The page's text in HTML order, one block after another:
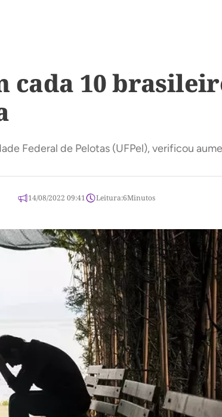
cada 10
Federal de Pelotas (UFPel), verificou
14/08/2022 09:41 Leitura:6Minutos